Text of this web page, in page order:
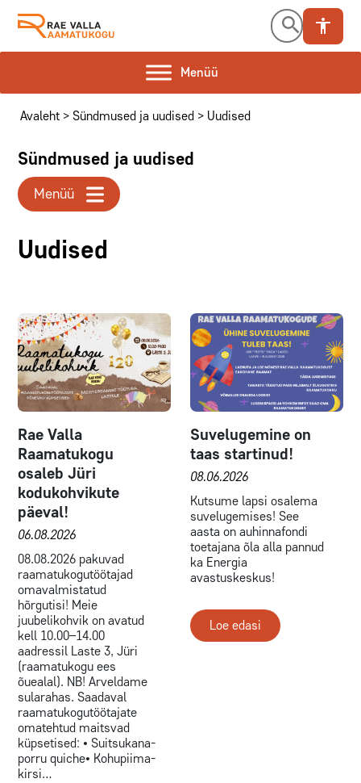
sisu
Otsi
Menüü
Avaleht > Sündmused ja uudised > Uudised
Sündmused ja uudised
Menüü
Uudised
Rae Valla
Raamatukogu
osaleb Jüri
kodukohvikute
päeval!
06.08.2026
08.08.2026 pakuvad
raamatukogutöötajad
omavalmistatud
hõrgutisi! Meie
juubelikohvik on avatud
kell 10.00–14.00
aadressil Laste 3, Jüri
(raamatukogu ees
õuealal). NB! Arveldame
sularahas. Saadaval
raamatukogutöötajate
omatehtud maitsvad
küpsetised: • Suitsukana-
porru quiche• Kohupiima-
kirsi…
Suvelugemine on
taas startinud!
08.06.2026
Kutsume lapsi osalema
suvelugemises! See
aasta on auhinnafondi
toetajana õla alla pannud
ka Energia
avastuskeskus!
Loe edasi